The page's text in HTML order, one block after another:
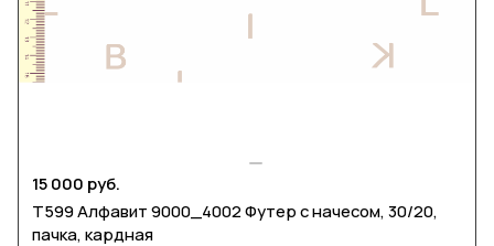
15 000 руб.
Т599 Алфавит 9000_4002 Футер с начесом, 30/20,
пачка, кардная